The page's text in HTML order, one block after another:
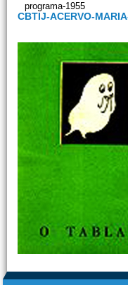
programa-1955
CBTIJ-ACERVO-